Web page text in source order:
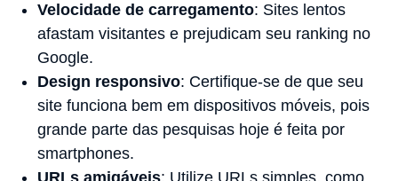
Velocidade de carregamento: Sites lentos
afastam visitantes e prejudicam seu ranking no
Google.
Design responsivo: Certifique-se de que seu
site funciona bem em dispositivos móveis, pois
grande parte das pesquisas hoje é feita por
smartphones.